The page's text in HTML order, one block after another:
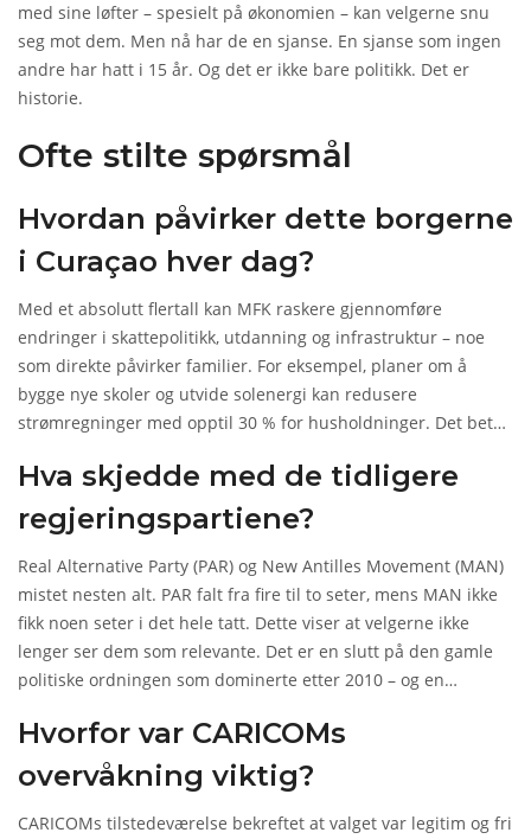
med sine løfter – spesielt på økonomien – kan velgerne snu
seg mot dem. Men nå har de en sjanse. En sjanse som ingen
andre har hatt i 15 år. Og det er ikke bare politikk. Det er
historie.
Ofte stilte spørsmål
Hvordan påvirker dette borgerne
i Curaçao hver dag?
Med et absolutt flertall kan MFK raskere gjennomføre
endringer i skattepolitikk, utdanning og infrastruktur – noe
som direkte påvirker familier. For eksempel, planer om å
bygge nye skoler og utvide solenergi kan redusere
strømregninger med opptil 30 % for husholdninger. Det betyr
importerte energikilder.
Hva skjedde med de tidligere
regjeringspartiene?
Real Alternative Party (PAR) og New Antilles Movement (MAN)
mistet nesten alt. PAR falt fra fire til to seter, mens MAN ikke
fikk noen seter i det hele tatt. Dette viser at velgerne ikke
lenger ser dem som relevante. Det er en slutt på den gamle
politiske ordningen som dominerte etter 2010 – og en
Hvorfor var CARICOMs
overvåkning viktig?
CARICOMs tilstedeværelse bekreftet at valget var legitim og fri